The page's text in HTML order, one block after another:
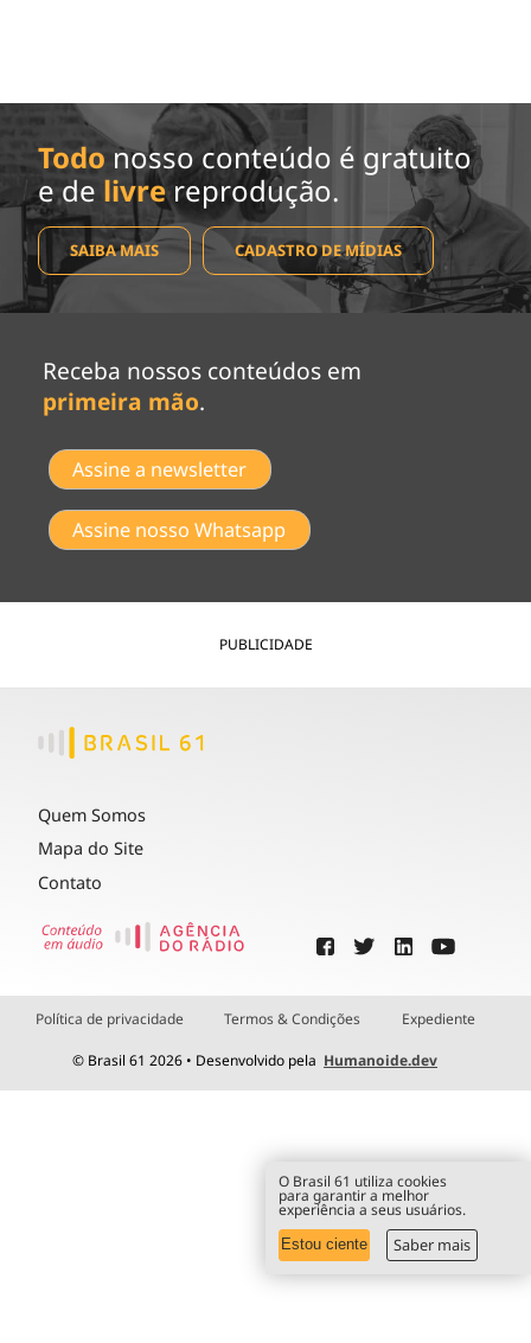
Todo nosso conteúdo é gratuito
e de livrereprodução.
SAIBA MAIS CADASTRO DE MÍDIAS
Receba nossos conteúdos em
primeira mão.
Assine a newsletter
Assine nosso Whatsapp
PUBLICIDADE
Quem Somos
Mapa do Site
Contato
Política de privacidade Termos & Condições Expediente
© Brasil 61 2026 • Desenvolvido pela Humanoide.dev
O Brasil 61 utiliza cookies
para garantir a melhor
experiência a seus usuários.
Estou ciente Saber mais